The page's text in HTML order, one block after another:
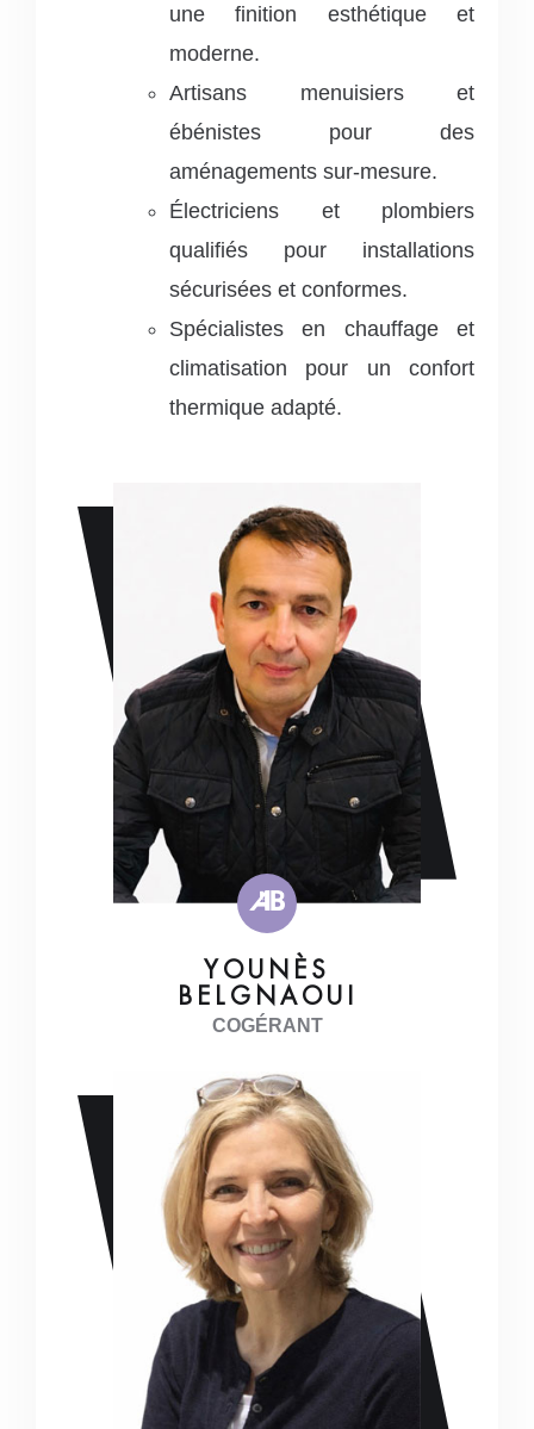
une finition esthétique et
moderne.
Artisans menuisiers et
ébénistes pour des
aménagements sur-mesure.
Électriciens et plombiers
qualifiés pour installations
sécurisées et conformes.
Spécialistes en chauffage et
climatisation pour un confort
thermique adapté.
YOUNÈS
BELGNAOUI
COGÉRANT